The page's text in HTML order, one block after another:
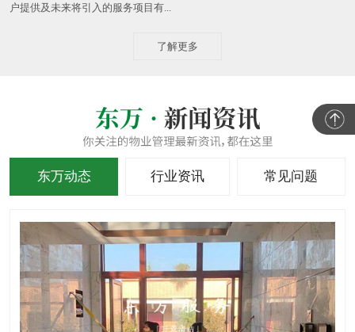
户提供及未来将引入的服务项目有...
了解更多
东万动态 行业资讯 常见问题